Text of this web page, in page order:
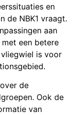
en
de NBK1 vraagt.
aan
een betere
is voor
de
Ook de
van